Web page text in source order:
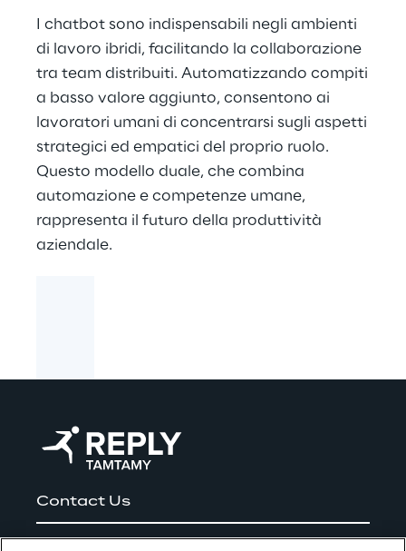
I chatbot sono indispensabili negli ambienti
di lavoro ibridi, facilitando la collaborazione
tra team distribuiti. Automatizzando compiti
a basso valore aggiunto, consentono ai
lavoratori umani di concentrarsi sugli aspetti
strategici ed empatici del proprio ruolo.
Questo modello duale, che combina
automazione e competenze umane,
rappresenta il futuro della produttività
aziendale.
Contact Us